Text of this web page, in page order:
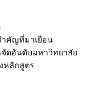
คัญที่มาเยือน
จัดอันดับมหาวิทยาลัย
หลักสูตร